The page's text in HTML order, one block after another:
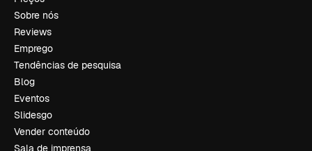
Sobre nós
Reviews
Emprego
Tendências de pesquisa
Blog
Eventos
Slidesgo
Vender conteúdo
Sala de imprensa